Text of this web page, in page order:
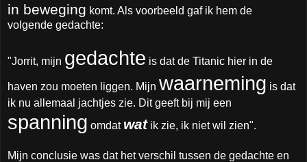
in beweging komt. Als voorbeeld gaf ik hem de
volgende gedachte:
"Jorrit, mijn gedachte is dat de Titanic hier in de
haven zou moeten liggen. Mijn waarneming is dat
ik nu allemaal jachtjes zie. Dit geeft bij mij een
spanning omdat watik zie, ik niet wil zien".
Mijn conclusie was dat het verschil tussen de gedachte en